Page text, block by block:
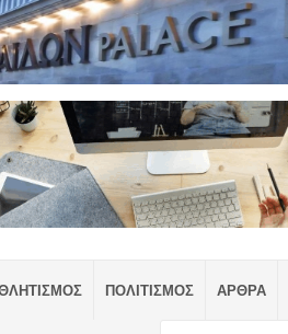
ΠΟΛΙΤΙΣΜΟΣ ΑΡΘΡΑ